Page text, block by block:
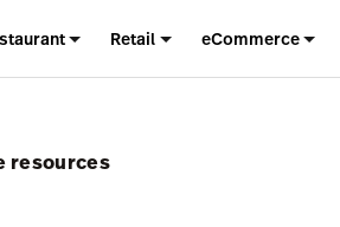
Retail eCommerce
resources